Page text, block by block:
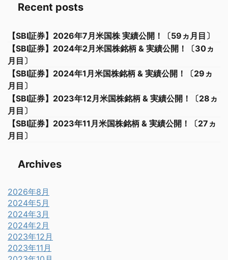
Recent posts
【SBI証券】2026年7月米国株 実績公開！〔59ヵ月目〕
【SBI証券】2024年2月米国株銘柄 & 実績公開！〔30ヵ
月目〕
【SBI証券】2024年1月米国株銘柄 & 実績公開！〔29ヵ
月目〕
【SBI証券】2023年12月米国株銘柄 & 実績公開！〔28ヵ
月目〕
【SBI証券】2023年11月米国株銘柄 & 実績公開！〔27ヵ
月目〕
Archives
2026年8月
2024年5月
2024年3月
2024年2月
2023年12月
2023年11月